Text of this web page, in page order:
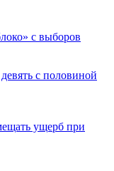
с выборов
с половиной
ущерб при